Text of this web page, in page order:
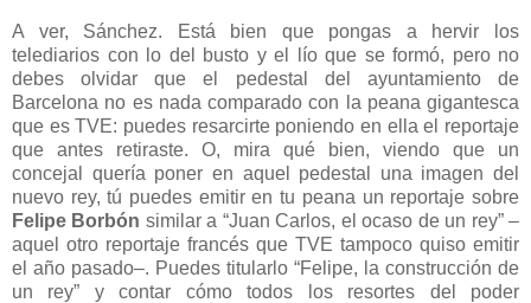
A ver, Sánchez. Está bien que pongas a hervir los
telediarios con lo del busto y el lío que se formó, pero no
debes olvidar que el pedestal del ayuntamiento de
Barcelona no es nada comparado con la peana gigantesca
que es TVE: puedes resarcirte poniendo en ella el reportaje
que antes retiraste. O, mira qué bien, viendo que un
concejal quería poner en aquel pedestal una imagen del
nuevo rey, tú puedes emitir en tu peana un reportaje sobre
Felipe Borbón similar a “Juan Carlos, el ocaso de un rey” –
aquel otro reportaje francés que TVE tampoco quiso emitir
el año pasado–. Puedes titularlo “Felipe, la construcción de
un rey” y contar cómo todos los resortes del poder